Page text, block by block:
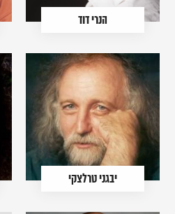
הנרי דוד
יבגני טרלצקי